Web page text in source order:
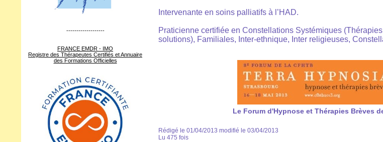
-------------------
FRANCE EMDR - IMO
Registre des Thérapeutes Certifiés et Annuaire
des Formations Officielles
Intervenante en soins palliatifs à l’HAD.
Praticienne certifiée en Constellations Systémiques
solutions), Familiales, Inter-ethnique, Inter religieuses,
Le Forum d'Hypnose et Thérapies Brèves
Rédigé le 01/04/2013 modifié le 03/04/2013
Lu 475 fois